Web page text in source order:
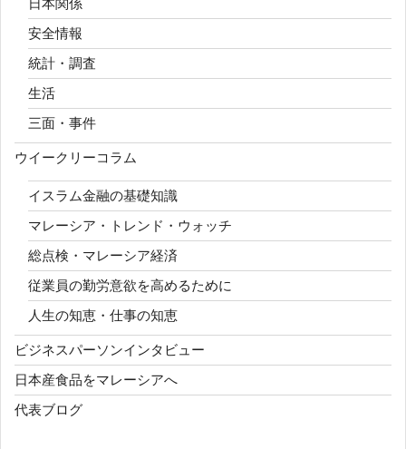
日本関係
安全情報
統計・調査
生活
三面・事件
ウイークリーコラム
イスラム金融の基礎知識
マレーシア・トレンド・ウォッチ
総点検・マレーシア経済
従業員の勤労意欲を高めるために
人生の知恵・仕事の知恵
ビジネスパーソンインタビュー
日本産食品をマレーシアへ
代表ブログ